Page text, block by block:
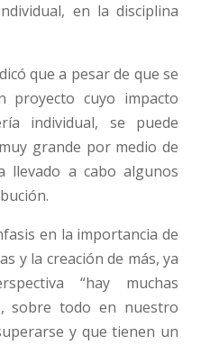
en la disciplina
que a pesar de que se
proyecto cuyo impacto
individual, se puede
grande por medio de
llevado a cabo algunos
en la importancia de
y la creación de más, ya
“hay muchas
sobre todo en nuestro
y que tienen un